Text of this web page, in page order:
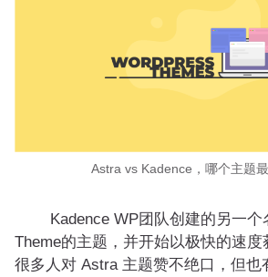
Astra vs Kadence，哪个主题
Kadence WP团队创建的另一个
Theme的主题，并开始以极快的速
很多人对 Astra 主题赞不绝口，但也